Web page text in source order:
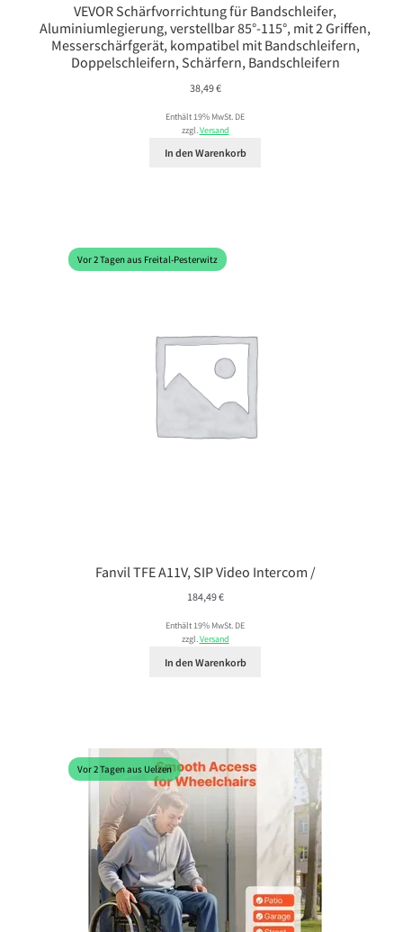
VEVOR Schärfvorrichtung für Bandschleifer,
Aluminiumlegierung, verstellbar 85°-115°, mit 2 Griffen,
Messerschärfgerät, kompatibel mit Bandschleifern,
Doppelschleifern, Schärfern, Bandschleifern
38,49€
Enthält 19% MwSt. DE
zzgl.Versand
In den Warenkorb
Vor 2 Tagen aus Freital-Pesterwitz
Fanvil TFE A11V, SIP Video Intercom /
184,49€
Enthält 19% MwSt. DE
zzgl.Versand
In den Warenkorb
Vor 2 Tagen aus Uelzen